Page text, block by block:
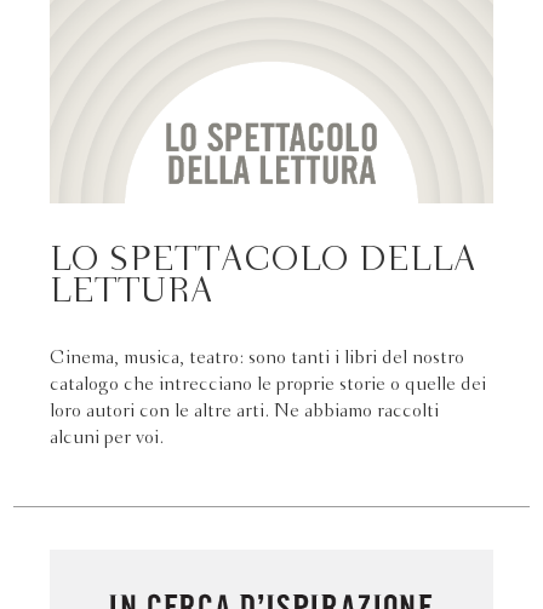
LO SPETTACOLO DELLA
LETTURA
Cinema, musica, teatro: sono tanti i libri del nostro
catalogo che intrecciano le proprie storie o quelle dei
loro autori con le altre arti. Ne abbiamo raccolti
alcuni per voi.